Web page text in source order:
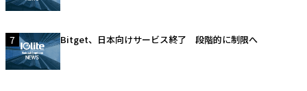
7 Bitget、日本向けサービス終了 段階的に制限へ